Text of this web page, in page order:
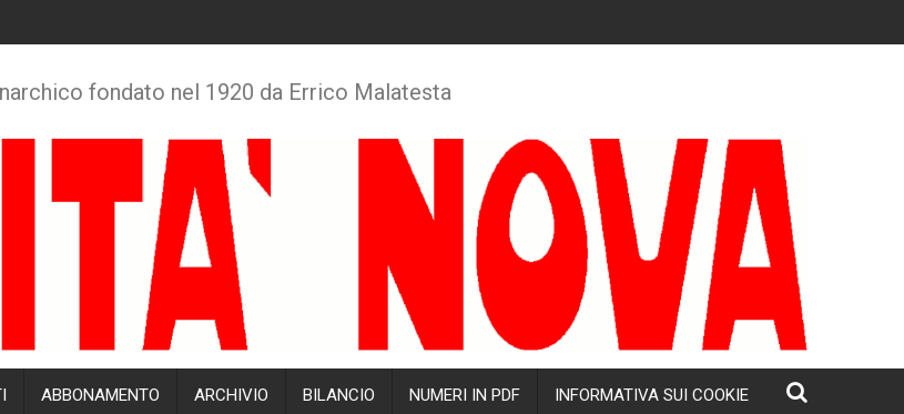
fondato nel 1920 da Errico Malatesta
ABBONAMENTO ARCHIVIO BILANCIO NUMERI IN PDF INFORMATIVA SUI COOKIE